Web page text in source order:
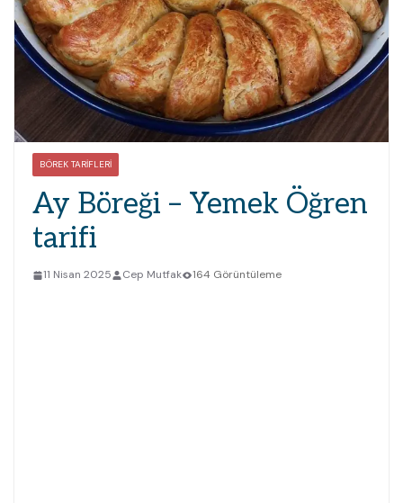
BÖREK TARIFLERI
Ay Böreği – Yemek Öğren
tarifi
11 Nisan 2025 Cep Mutfak 164 Görüntüleme